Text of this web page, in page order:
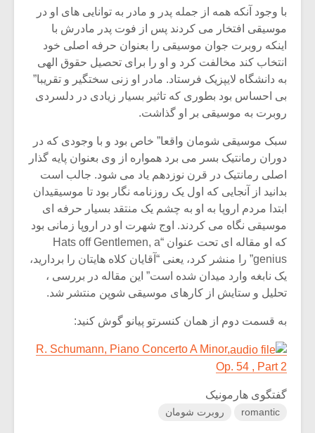
با وجود آنکه همه از جمله پدر و مادر به توانایی های او در
موسیقی افتخار می کردند پس از فوت پدر مادرش با
اینکه روبرت جوان موسیقی را بعنوان حرفه اصلی خود
انتخاب کند مخالفت کرد و او را برای تحصیل حقوق الهی
به دانشگاه لایپزیک فرستاد. مادر او زنی سختگیر و تقریبا”
بی احساس بود بطوری که تاثیر بسیار زیادی در دلسردی
روبرت به موسیقی بر او گذاشت.
سبک موسیقی شومان واقعا” خاص بود و با وجودی که در
دوران رمانتیک بسر می برد همواره از وی بعنوان پایه گذار
اصلی رمانتیک در قرن نوزدهم یاد می شود. جالب است
بدانید از آنجایی که اول یک روزنامه نگار بود تا موسیقیدان
ابتدا مردم اروپا به او به چشم یک منتقد بسیار حرفه ای
موسیقی نگاه می کردند. اوج شهرت او در اروپا زمانی بود
که او مقاله ای تحت عنوان “Hats off Gentlemen, a
genius” را منشر کرد، یعنی “آقایان کلاه هایتان را بردارید،
یک نابغه وارد میدان شده است” این مقاله در بررسی ،
تحلیل و ستایش از کارهای موسیقی شوپن منتشر شد.
به قسمت دوم از همان کنسرتو پیانو گوش کنید:
R. Schumann, Piano Concerto A Minor,
Op. 54 , Part 2
گفتگوی هارمونیک
romantic روبرت شومان
اگر نمی توانی
مشهورترین باشی،
بدنام ترین باش
موسیقی